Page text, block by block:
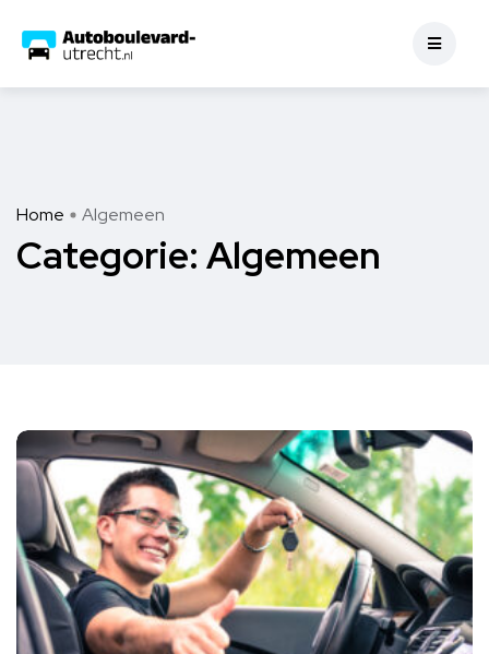
Home Algemeen
Categorie: Algemeen